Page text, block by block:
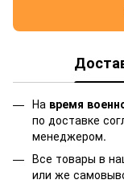
На время
по доставке
менеджером.
Все товары в
или же